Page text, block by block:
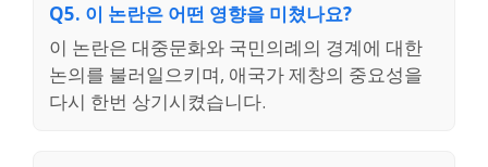
Q5. 이 논란은 어떤 영향을 미쳤나요?
이 논란은 대중문화와 국민의례의 경계에 대한
논의를 불러일으키며, 애국가 제창의 중요성을
다시 한번 상기시켰습니다.